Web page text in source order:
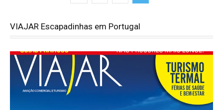
VIAJAR Escapadinhas em Portugal